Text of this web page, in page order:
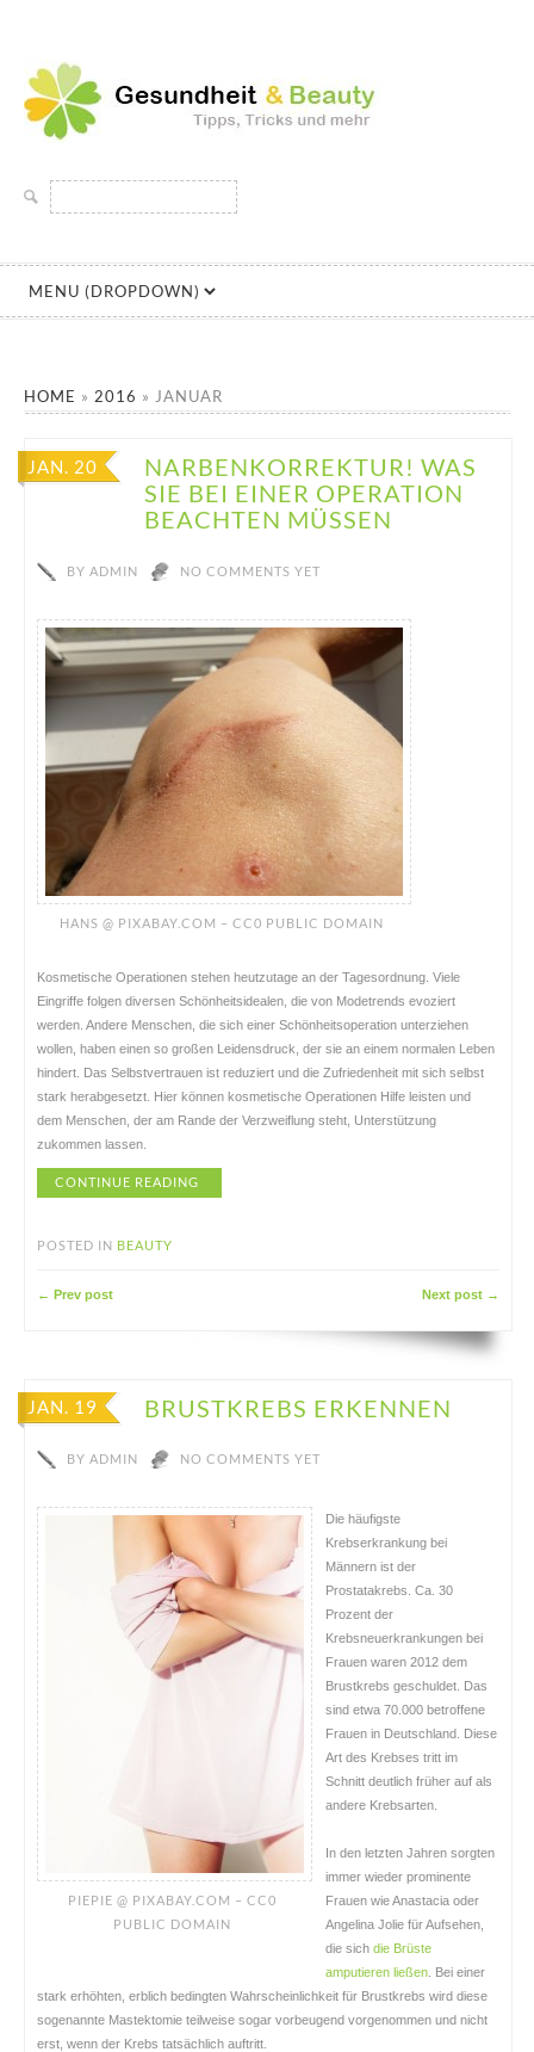
GESUNDHEIT UND
BEAUTY
Suchen
nach:
HOME » 2016 » JANUAR
JAN. 20
NARBENKORREKTUR! WAS
SIE BEI EINER OPERATION
BEACHTEN MÜSSEN
BY ADMIN NO COMMENTS YET
HANS @ PIXABAY.COM – CC0 PUBLIC DOMAIN
Kosmetische Operationen stehen heutzutage an der Tagesordnung. Viele
Eingriffe folgen diversen Schönheitsidealen, die von Modetrends evoziert
werden. Andere Menschen, die sich einer Schönheitsoperation unterziehen
wollen, haben einen so großen Leidensdruck, der sie an einem normalen Leben
hindert. Das Selbstvertrauen ist reduziert und die Zufriedenheit mit sich selbst
stark herabgesetzt. Hier können kosmetische Operationen Hilfe leisten und
dem Menschen, der am Rande der Verzweiflung steht, Unterstützung
zukommen lassen.
CONTINUE READING
POSTED IN BEAUTY
← Prev post Next post →
JAN. 19 BRUSTKREBS ERKENNEN
BY ADMIN NO COMMENTS YET
PIEPIE @ PIXABAY.COM – CC0
PUBLIC DOMAIN
Die häufigste
Krebserkrankung bei
Männern ist der
Prostatakrebs. Ca. 30
Prozent der
Krebsneuerkrankungen bei
Frauen waren 2012 dem
Brustkrebs geschuldet. Das
sind etwa 70.000 betroffene
Frauen in Deutschland. Diese
Art des Krebses tritt im
Schnitt deutlich früher auf als
andere Krebsarten.
In den letzten Jahren sorgten
immer wieder prominente
Frauen wie Anastacia oder
Angelina Jolie für Aufsehen,
die sich die Brüste
amputieren ließen . Bei einer
stark erhöhten, erblich bedingten Wahrscheinlichkeit für Brustkrebs wird diese
sogenannte Mastektomie teilweise sogar vorbeugend vorgenommen und nicht
erst, wenn der Krebs tatsächlich auftritt.